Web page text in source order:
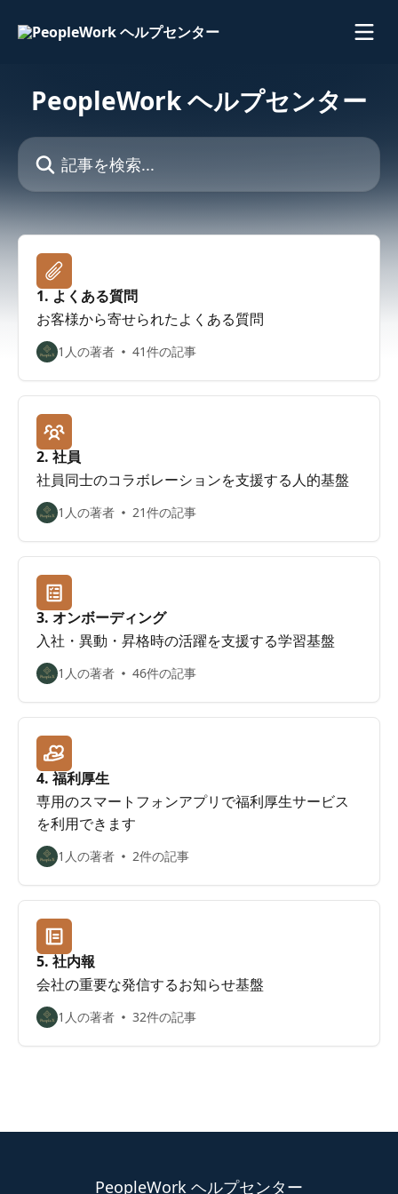
PeopleWork ヘルプセンター
記事を検索...
1. よくある質問
お客様から寄せられたよくある質問
1人の著者 41件の記事
2. 社員
社員同士のコラボレーションを支援する人的基盤
1人の著者 21件の記事
3. オンボーディング
入社・異動・昇格時の活躍を支援する学習基盤
1人の著者 46件の記事
4. 福利厚生
専用のスマートフォンアプリで福利厚生サービス
を利用できます
1人の著者 2件の記事
5. 社内報
会社の重要な発信するお知らせ基盤
1人の著者 32件の記事
PeopleWork ヘルプセンター